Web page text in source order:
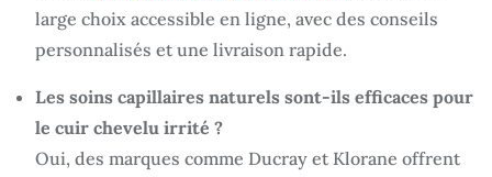
large choix accessible en ligne, avec des conseils
personnalisés et une livraison rapide.
Les soins capillaires naturels sont-ils efficaces pour
le cuir chevelu irrité ?
Oui, des marques comme Ducray et Klorane offrent